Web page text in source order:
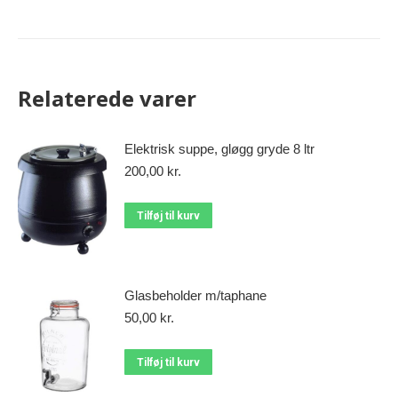
Relaterede varer
Elektrisk suppe, gløgg gryde 8 ltr
200,00 kr.
Tilføj til kurv
Glasbeholder m/taphane
50,00 kr.
Tilføj til kurv